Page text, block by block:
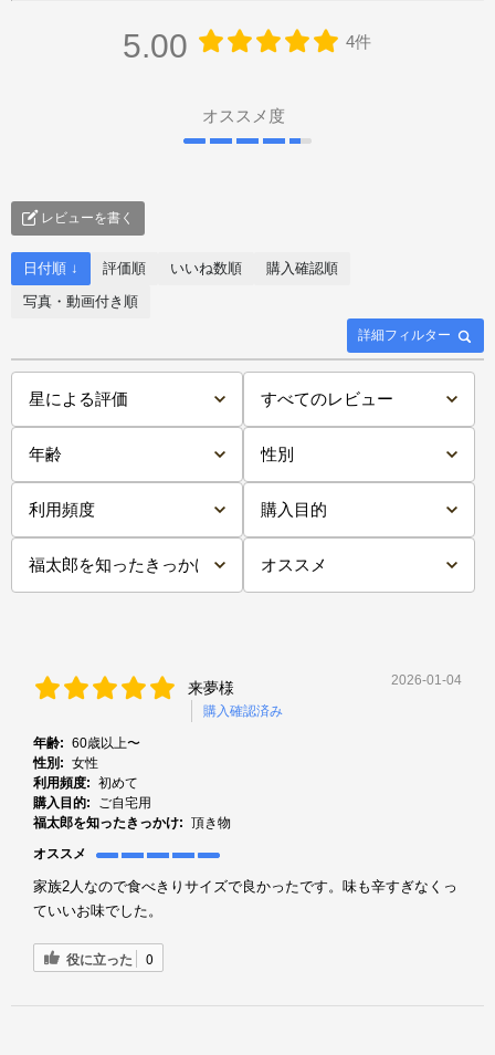
5.00 4件
オススメ度
レビューを書く
詳細フィルター
日付順 ↓ 評価順 いいね数順
購入確認順
写真・動画付き順
来夢様
購入確認済み
2026-01-04
年齢: 60歳以上〜
性別: 女性
利用頻度: 初めて
購入目的:
ご自宅用
福太郎を知ったきっかけ: 頂き物
オススメ
家族2人なので食べきりサイズで良かったです。味も辛すぎなくっ
ていいお味でした。
役に立った 0